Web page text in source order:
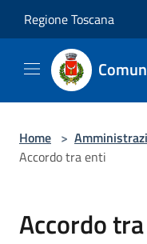
Regione Toscana
Home >
Accordo tra enti
Accordo